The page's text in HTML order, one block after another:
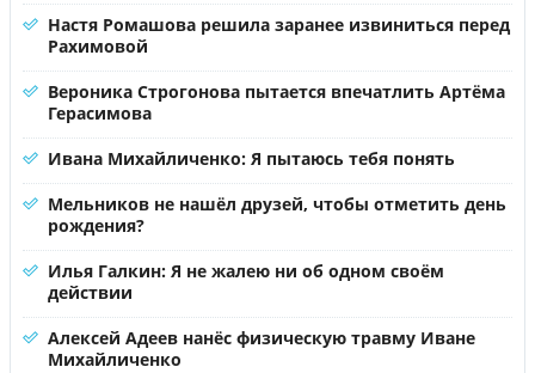
Настя Ромашова решила заранее извиниться перед
Рахимовой
Вероника Строгонова пытается впечатлить Артёма
Герасимова
Ивана Михайличенко: Я пытаюсь тебя понять
Мельников не нашёл друзей, чтобы отметить день
рождения?
Илья Галкин: Я не жалею ни об одном своём
действии
Алексей Адеев нанёс физическую травму Иване
Михайличенко